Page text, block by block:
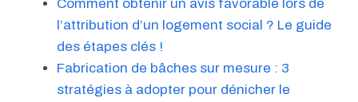
Comment obtenir un avis favorable lors de
l’attribution d’un logement social ? Le guide
des étapes clés !
Fabrication de bâches sur mesure : 3
stratégies à adopter pour dénicher le